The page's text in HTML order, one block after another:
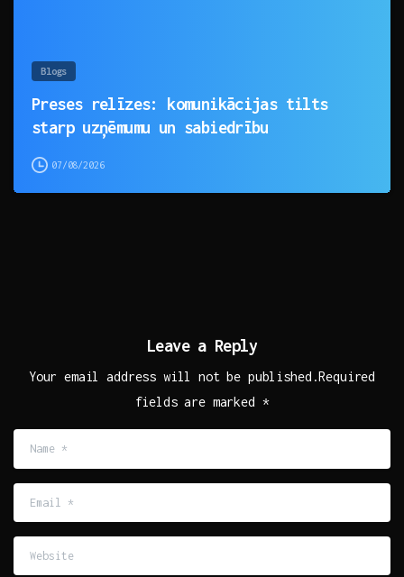
Blogs
Preses relīzes: komunikācijas tilts
starp uzņēmumu un sabiedrību
07/08/2026
Leave a Reply
Your email address will not be published.Required
fields are marked *
*
Website